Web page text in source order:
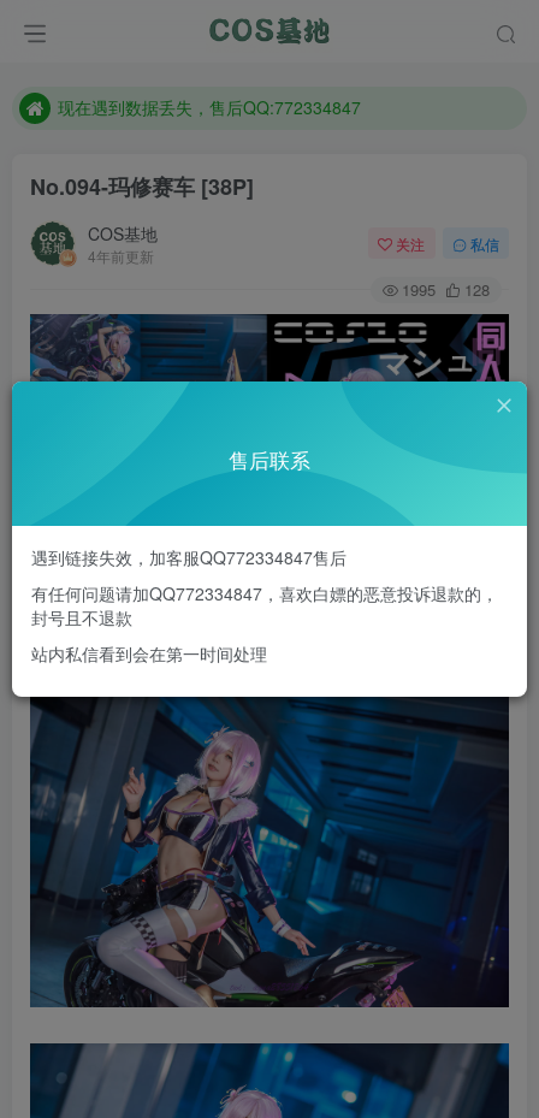
防失联：百度搜索《趣画刊》，实时查看最新站点。
防失联：百度搜索《趣画刊》，实时查看最新站点。
No.094-玛修赛车 [38P]
COS基地
4年前更新
关注 私信
1995 128
售后联系
遇到链接失效，加客服QQ772334847售后
有任何问题请加QQ772334847，喜欢白嫖的恶意投诉退款的，
封号且不退款
站内私信看到会在第一时间处理